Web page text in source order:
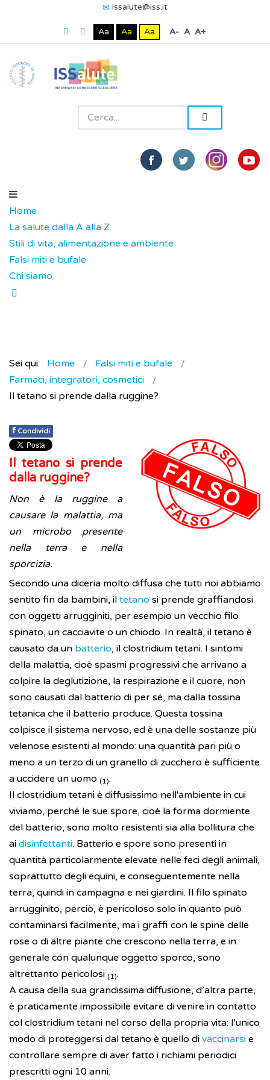
issalute@iss.it
Aa Aa Aa A- A A+
Home
La salute dalla A alla Z
Stili di vita, alimentazione e ambiente
Falsi miti e bufale
Chi siamo
Sei qui: Home
Falsi miti e bufale
Farmaci, integratori, cosmetici
Il tetano si prende dalla ruggine?
f Condividi
Il tetano si prende
dalla ruggine?
Non è la ruggine a
causare la malattia, ma
un microbo presente
nella terra e nella
sporcizia.
Secondo una diceria molto diffusa che tutti noi abbiamo
sentito fin da bambini, il tetano si prende graffiandosi
con oggetti arrugginiti, per esempio un vecchio filo
spinato, un cacciavite o un chiodo. In realtà, il tetano è
causato da un batterio, il clostridium tetani. I sintomi
della malattia, cioè spasmi progressivi che arrivano a
colpire la deglutizione, la respirazione e il cuore, non
sono causati dal batterio di per sé, ma dalla tossina
tetanica che il batterio produce. Questa tossina
colpisce il sistema nervoso, ed è una delle sostanze più
velenose esistenti al mondo: una quantità pari più o
meno a un terzo di un granello di zucchero è sufficiente
a uccidere un uomo (1).
Il clostridium tetani è diffusissimo nell'ambiente in cui
viviamo, perché le sue spore, cioè la forma dormiente
del batterio, sono molto resistenti sia alla bollitura che
ai disinfettanti. Batterio e spore sono presenti in
quantità particolarmente elevate nelle feci degli animali,
soprattutto degli equini, e conseguentemente nella
terra, quindi in campagna e nei giardini. Il filo spinato
arrugginito, perciò, è pericoloso solo in quanto può
contaminarsi facilmente, ma i graffi con le spine delle
rose o di altre piante che crescono nella terra, e in
generale con qualunque oggetto sporco, sono
altrettanto pericolosi (1).
A causa della sua grandissima diffusione, d’altra parte,
è praticamente impossibile evitare di venire in contatto
col clostridium tetani nel corso della propria vita: l’unico
modo di proteggersi dal tetano è quello di vaccinarsi e
controllare sempre di aver fatto i richiami periodici
prescritti ogni 10 anni.